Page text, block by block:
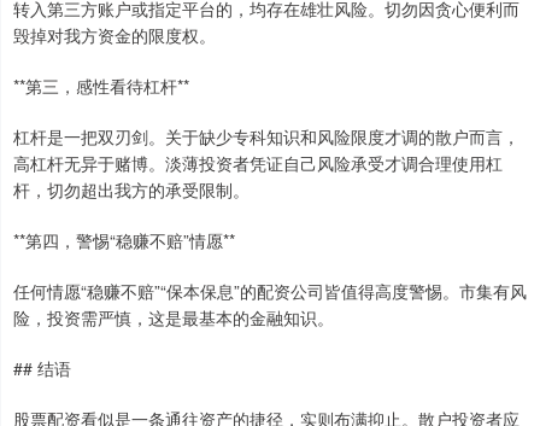
转入第三方账户或指定平台的，均存在雄壮风险。切勿因贪心便利而
毁掉对我方资金的限度权。
**第三，感性看待杠杆**
杠杆是一把双刃剑。关于缺少专科知识和风险限度才调的散户而言，
高杠杆无异于赌博。淡薄投资者凭证自己风险承受才调合理使用杠
杆，切勿超出我方的承受限制。
**第四，警惕“稳赚不赔”情愿**
任何情愿“稳赚不赔”“保本保息”的配资公司皆值得高度警惕。市集有风
险，投资需严慎，这是最基本的金融知识。
## 结语
股票配资看似是一条通往资产的捷径，实则布满抑止。散户投资者应